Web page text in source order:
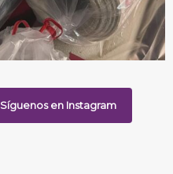
Síguenos en Instagram